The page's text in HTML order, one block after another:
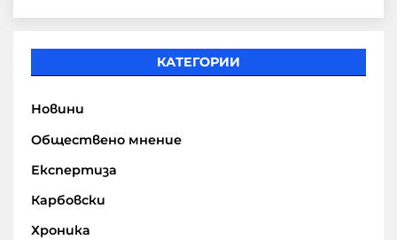
КАТЕГОРИИ
Новини
Обществено мнение
Експертиза
Карбовски
Хроника